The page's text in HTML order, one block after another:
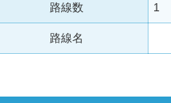
路線数 1
路線名